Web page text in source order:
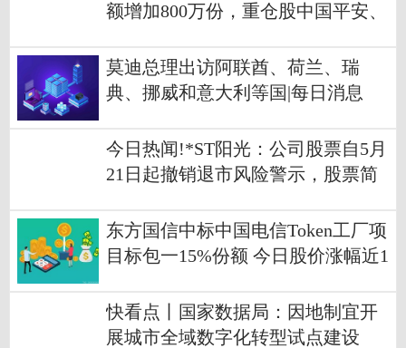
额增加800万份，重仓股中国平安、
莫迪总理出访阿联酋、荷兰、瑞
典、挪威和意大利等国|每日消息
今日热闻!*ST阳光：公司股票自5月
21日起撤销退市风险警示，股票简
东方国信中标中国电信Token工厂项
目标包一15%份额 今日股价涨幅近1
快看点丨国家数据局：因地制宜开
展城市全域数字化转型试点建设